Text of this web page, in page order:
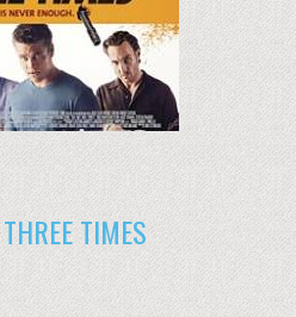
TIMES